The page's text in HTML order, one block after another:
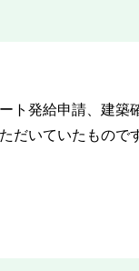
ト発給申請、建築
だいていたもので